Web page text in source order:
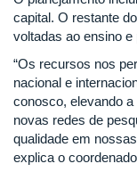
capital. O restante
voltadas ao ensino e
“Os recursos nos
nacional e
conosco, elevando
novas redes de
qualidade em
explica o